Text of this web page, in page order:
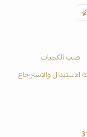
طلب الكميات
الاستبدال والاسترجاع